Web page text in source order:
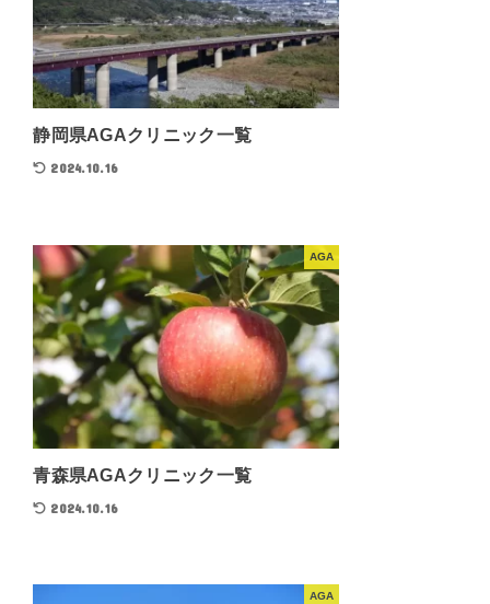
静岡県AGAクリニック一覧
2024.10.16
AGA
青森県AGAクリニック一覧
2024.10.16
AGA